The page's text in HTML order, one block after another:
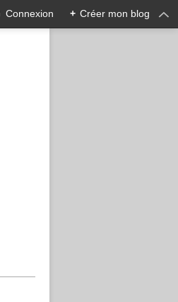
Connexion + Créer mon blog